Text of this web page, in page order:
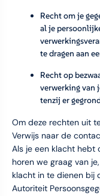
Recht om je
al je
te dragen aan
Recht op
verwerking van
tenzij er
Om deze rechten uit
Verwijs naar de
Als je een klacht hebt
horen we graag van
klacht in te dienen bij
Autoriteit